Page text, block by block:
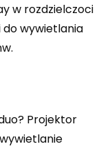
w rozdzielczoci
do wywietlania
Projektor